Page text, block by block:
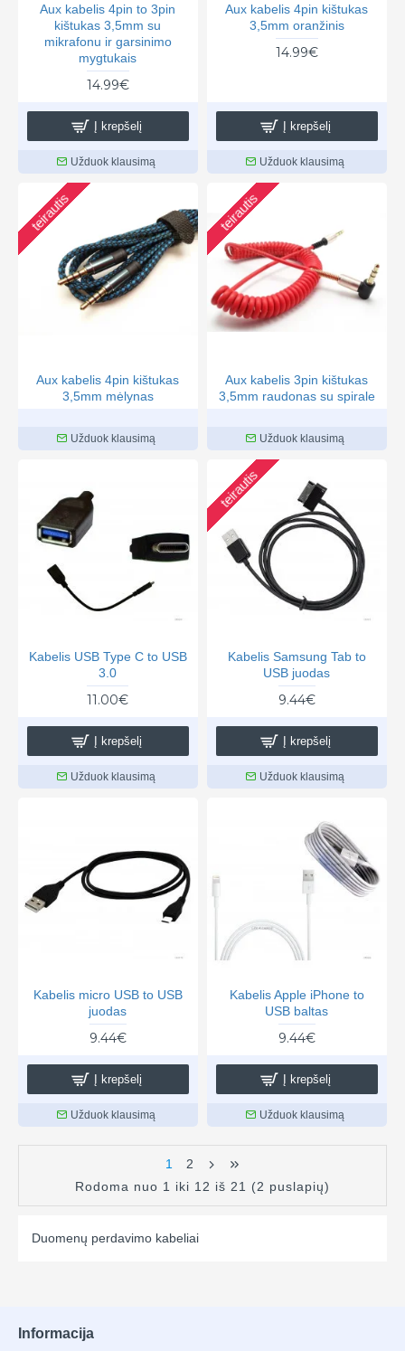
Aux kabelis 4pin to 3pin
kištukas 3,5mm su
mikrafonu ir garsinimo
mygtukais
14.99€
Į krepšelį
Užduok klausimą
Aux kabelis 4pin kištukas
3,5mm oranžinis
14.99€
Į krepšelį
Užduok klausimą
teirautis
Aux kabelis 4pin kištukas
3,5mm mėlynas
Užduok klausimą
teirautis
Aux kabelis 3pin kištukas
3,5mm raudonas su spirale
Užduok klausimą
Kabelis USB Type C to USB
3.0
11.00€
Į krepšelį
Užduok klausimą
teirautis
Kabelis Samsung Tab to
USB juodas
9.44€
Į krepšelį
Užduok klausimą
Kabelis micro USB to USB
juodas
9.44€
Į krepšelį
Užduok klausimą
Kabelis Apple iPhone to
USB baltas
9.44€
Į krepšelį
Užduok klausimą
1
2
Rodoma nuo 1 iki 12 iš 21 (2 puslapių)
Duomenų perdavimo kabeliai
Informacija